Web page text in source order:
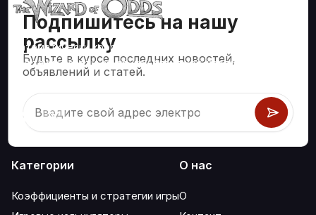
Подпишитесь на нашу
рассылку
Будьте в курсе последних новостей,
объявлений и статей.
Математически корректные стратегии и информация
для таких азартных игр, как блэкджек, крэпс, рулетка и
сотни других.
Категории
Коэффициенты и стратегии игры
О нас
О